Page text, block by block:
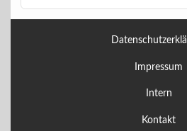
Impressum
Intern
Kontakt